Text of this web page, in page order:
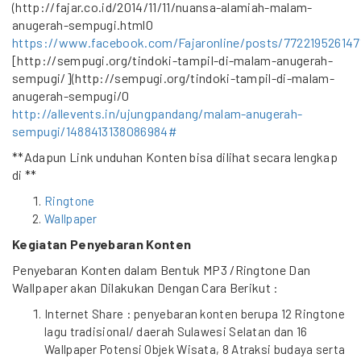
(http://fajar.co.id/2014/11/11/nuansa-alamiah-malam-
anugerah-sempugi.html0
https://www.facebook.com/Fajaronline/posts/
[http://sempugi.org/tindoki-tampil-di-malam-anugerah-
sempugi/](http://sempugi.org/tindoki-tampil-di-malam-
anugerah-sempugi/0
http://allevents.in/ujungpandang/malam-anugerah-
sempugi/1488413138086984#
**Adapun Link unduhan Konten bisa dilihat secara lengkap
di **
Ringtone
Wallpaper
Kegiatan Penyebaran Konten
Penyebaran Konten dalam Bentuk MP3 /Ringtone Dan
Wallpaper akan Dilakukan Dengan Cara Berikut :
Internet Share : penyebaran konten berupa 12 Ringtone
lagu tradisional/ daerah Sulawesi Selatan dan 16
Wallpaper Potensi Objek Wisata, 8 Atraksi budaya serta